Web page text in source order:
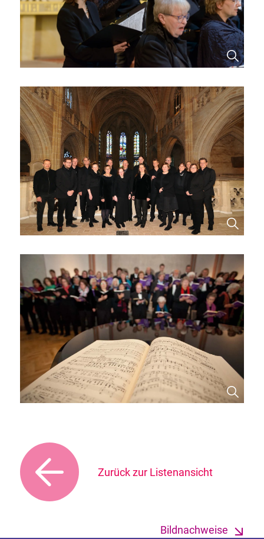
Zurück zur Listenansicht
Bildnachweise